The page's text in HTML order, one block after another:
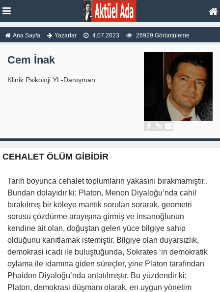
Ana Sayfa Yazarlar 4.07.2023 26929 Görüntüleme
Cem İnak
Klinik Psikoloji YL-Danışman
CEHALET ÖLÜM GİBİDİR
Tarih boyunca cehalet toplumların yakasını bırakmamıştır..
Bundan dolayıdır ki; Platon, Menon Diyaloğu’nda cahil
bırakılmış bir köleye mantık soruları sorarak, geometri
sorusu çözdürme arayışına girmiş ve insanoğlunun
kendine ait olan, doğuştan gelen yüce bilgiye sahip
olduğunu kanıtlamak istemiştir. Bilgiye olan duyarsızlık,
demokrasi icadı ile buluştuğunda, Sokrates ‘in demokratik
oylama ile idamına giden süreçler, yine Platon tarafından
Phaidon Diyaloğu’nda anlatılmıştır. Bu yüzdendir ki;
Platon, demokrasi düşmanı olarak, en uygun yönetim